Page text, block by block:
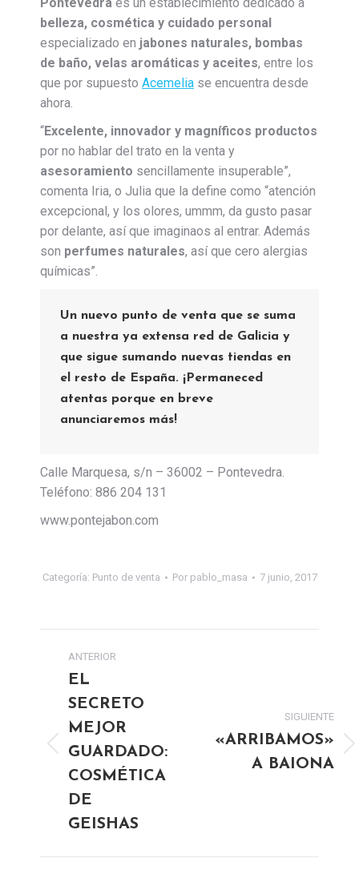
belleza, cosmética y cuidado personal
especializado en jabones naturales, bombas
de baño, velas aromáticas y aceites, entre los
que por supuesto Acemelia se encuentra desde
ahora.
“Excelente, innovador y magníficos productos
por no hablar del trato en la venta y
asesoramiento sencillamente insuperable”,
comenta Iria, o Julia que la define como “atención
excepcional, y los olores, ummm, da gusto pasar
por delante, así que imaginaos al entrar. Además
son perfumes naturales, así que cero alergias
químicas”.
Un nuevo punto de venta que se suma
a nuestra ya extensa red de Galicia y
que sigue sumando nuevas tiendas en
el resto de España. ¡Permaneced
atentas porque en breve
anunciaremos más!
Calle Marquesa, s/n – 36002 – Pontevedra.
Teléfono: 886 204 131
www.pontejabon.com
Categoría: Punto de venta Por pablo_masa 7 junio, 2017
NAVEGACIÓN
ENTRE
PUBLICACIONES
ANTERIOR
Publicación
anterior:
EL
SECRETO
MEJOR
GUARDADO:
COSMÉTICA
DE
GEISHAS
SIGUIENTE
siguiente:
«ARRIBAMOS»
A BAIONA